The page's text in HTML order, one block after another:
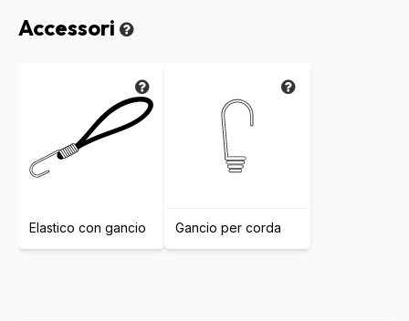
Accessori
Elastico con gancio Gancio per corda